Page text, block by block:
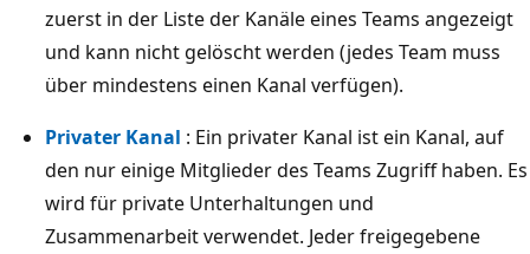
zuerst in der Liste der Kanäle eines Teams angezeigt
und kann nicht gelöscht werden (jedes Team muss
über mindestens einen Kanal verfügen).
Privater Kanal : Ein privater Kanal ist ein Kanal, auf
den nur einige Mitglieder des Teams Zugriff haben. Es
wird für private Unterhaltungen und
Zusammenarbeit verwendet. Jeder freigegebene